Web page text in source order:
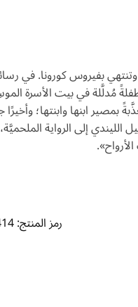
وتنتهي بفيروس كورونا.
مُدلَّلة في بيت الأسرة
بمصير ابنها وابنتها؛
الليندي إلى الرواية
رمز المنتج: